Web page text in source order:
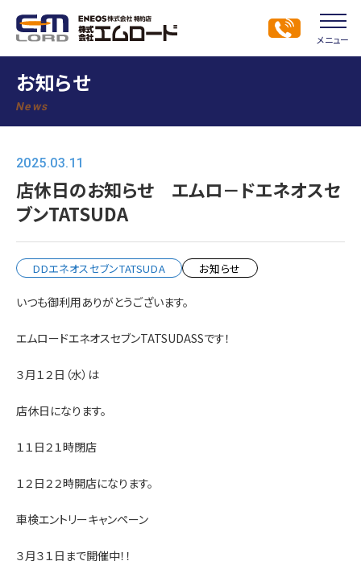
メニュー
お知らせ
News
2025.03.11
店休日のお知らせ エムロ－ドエネオスセ
ブンTATSUDA
DDエネオスセブンTATSUDA お知らせ
いつも御利用ありがとうございます。
エムロードエネオスセブンTATSUDASSです！
３月１２日（水）は
店休日になります。
１１日２１時閉店
１２日２２時開店になります。
車検エントリーキャンペーン
３月３１日まで開催中！！